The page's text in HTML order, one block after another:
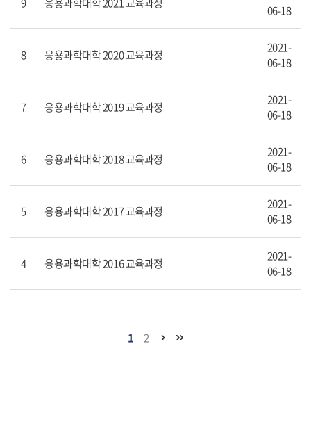
06-18
8 응용과학대학 2020 교육과정
2021-
06-18
7 응용과학대학 2019 교육과정
2021-
06-18
6 응용과학대학 2018 교육과정
2021-
06-18
5 응용과학대학 2017 교육과정
2021-
06-18
4 응용과학대학 2016 교육과정
2021-
06-18
1 2